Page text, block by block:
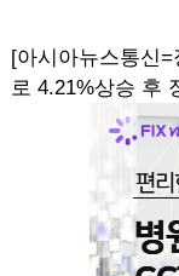
[아시아뉴스통신
로 4.21%상승 후